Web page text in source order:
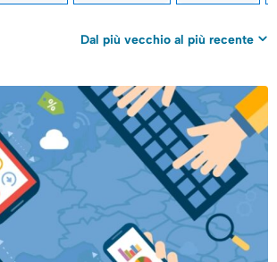
Dal più vecchio al più recente